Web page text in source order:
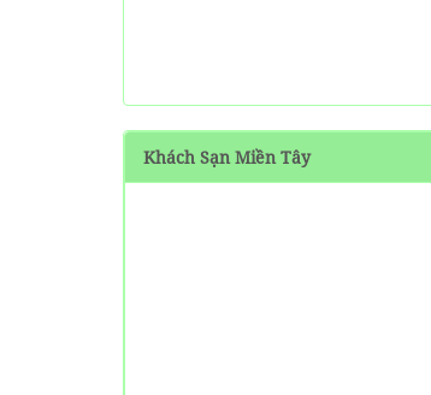
Măng Đen tự túc từ A-Z
HƯỚNG DẪN đi phượt Đảo
Thạnh An - Cần Giờ - Hồ
Khách Sạn Miền Tây